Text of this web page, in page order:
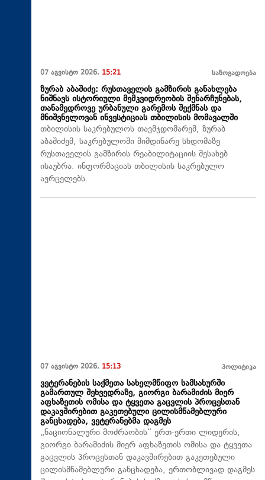
07 აგვისტო 2026, 15:21 საზოგადოება
ზურაბ აბაშიძე: რუსთაველის გამზირის განახლება
ნიშნავს ისტორიული მემკვიდრეობის შენარჩუნებას,
თანამედროვე ურბანული გარემოს შექმნას და
მნიშვნელოვან ინვესტიციას თბილისის მომავალში
თბილისის საკრებულოს თავმჯდომარემ, ზურაბ
აბაშიძემ, საკრებულოში მიმდინარე სხდომაზე
რუსთაველის გამზირის რეაბილიტაციის შესახებ
ისაუბრა. ინფორმაციას თბილისის საკრებულო
ავრცელებს.
07 აგვისტო 2026, 15:13 პოლიტიკა
ვეტერანების საქმეთა სახელმწიფო სამსახურში
გამართულ შეხვედრაზე, გიორგი ბარამიძის მიერ
აფხაზეთის ომისა და ტყვეთა გაცვლის პროცესთან
დაკავშირებით გაკეთებული ცილისმწამებლური
განცხადება, ვეტერანებმა დაგმეს
„ნაციონალური მოძრაობის“ ერთ-ერთი ლიდერის,
გიორგი ბარამიძის მიერ აფხაზეთის ომისა და ტყვეთა
გაცვლის პროცესთან დაკავშირებით გაკეთებული
ცილისმწამებლური განცხადება, ერთობლივად დაგმეს